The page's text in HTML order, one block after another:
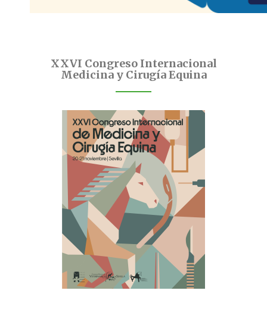
XXVI Congreso Internacional
Medicina y Cirugía Equina